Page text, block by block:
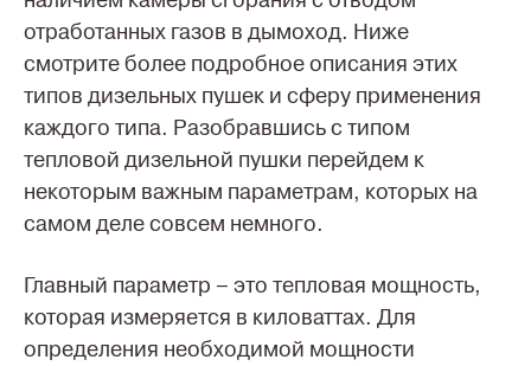
отработанных газов в дымоход. Ниже
смотрите более подробное описания этих
типов дизельных пушек и сферу применения
каждого типа. Разобравшись с типом
тепловой дизельной пушки перейдем к
некоторым важным параметрам, которых на
самом деле совсем немного.
Главный параметр – это тепловая мощность,
которая измеряется в киловаттах. Для
определения необходимой мощности